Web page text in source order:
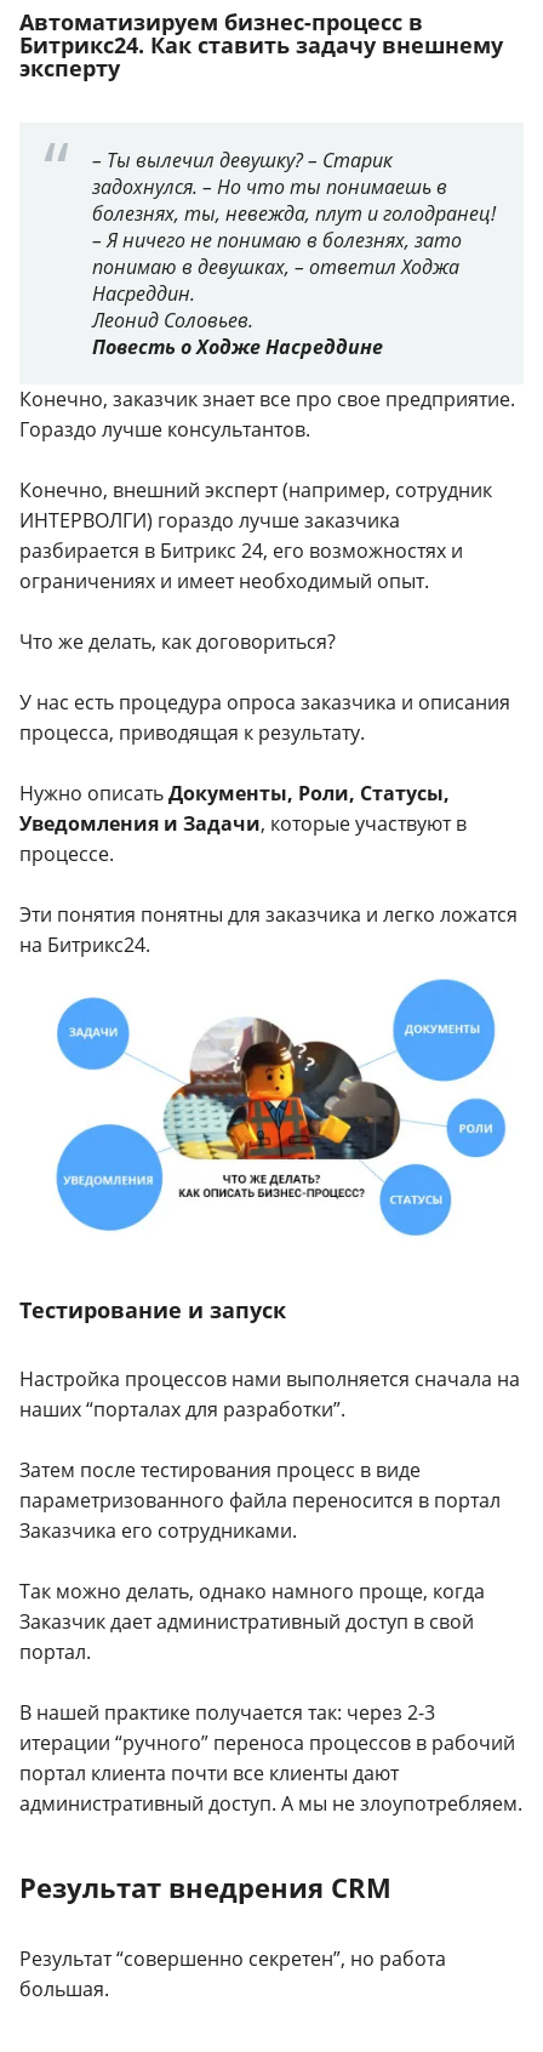
Автоматизируем бизнес-процесс в
Битрикс24. Как ставить задачу внешнему
эксперту
– Ты вылечил девушку? – Старик
задохнулся. – Но что ты понимаешь в
болезнях, ты, невежда, плут и голодранец!
– Я ничего не понимаю в болезнях, зато
понимаю в девушках, – ответил Ходжа
Насреддин.
Леонид Соловьев.
Повесть о Ходже Насреддине
Конечно, заказчик знает все про свое предприятие.
Гораздо лучше консультантов.
Конечно, внешний эксперт (например, сотрудник
ИНТЕРВОЛГИ) гораздо лучше заказчика
разбирается в Битрикс 24, его возможностях и
ограничениях и имеет необходимый опыт.
Что же делать, как договориться?
У нас есть процедура опроса заказчика и описания
процесса, приводящая к результату.
Нужно описатьДокументы, Роли, Статусы,
Уведомления и Задачи, которые участвуют в
процессе.
Эти понятия понятны для заказчика и легко ложатся
на Битрикс24.
Тестирование и запуск
Настройка процессов нами выполняется сначала на
наших “порталах для разработки”.
Затем после тестирования процесс в виде
параметризованного файла переносится в портал
Заказчика его сотрудниками.
Так можно делать, однако намного проще, когда
Заказчик дает административный доступ в свой
портал.
В нашей практике получается так: через 2-3
итерации “ручного” переноса процессов в рабочий
портал клиента почти все клиенты дают
административный доступ. А мы не злоупотребляем.
Результат внедрения CRM
Результат “совершенно секретен”, но работа
большая.